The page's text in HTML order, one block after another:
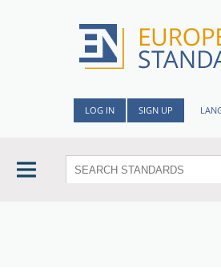
LOG IN SIGN UP